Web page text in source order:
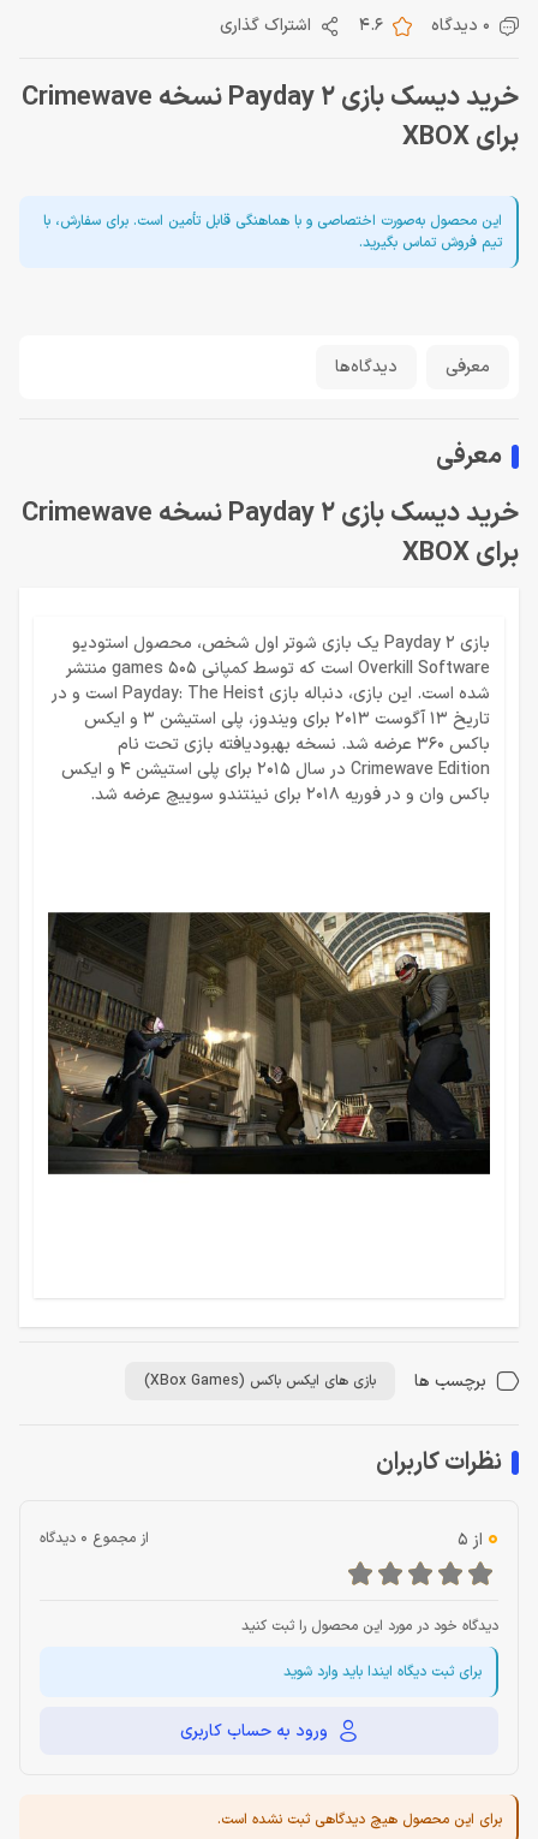
0 دیدگاه 4.6 اشتراک گذاری
خرید دیسک بازی Payday 2 نسخه Crimewave
برای XBOX
این محصول به‌صورت اختصاصی و با هماهنگی قابل تأمین است. برای سفارش، با
تیم فروش تماس بگیرید.
معرفی دیدگاه‌ها
معرفی
خرید دیسک بازی Payday 2 نسخه Crimewave
برای XBOX
بازی Payday 2 یک بازی شوتر اول شخص، محصول استودیو
Overkill Software است که توسط کمپانی 505 games منتشر
شده است. این بازی، دنباله بازی Payday: The Heist است و در
تاریخ 13 آگوست 2013 برای ویندوز، پلی استیشن 3 و ایکس
باکس 360 عرضه شد. نسخه بهبودیافته بازی تحت نام
Crimewave Edition در سال 2015 برای پلی استیشن 4 و ایکس
باکس وان و در فوریه 2018 برای نینتندو سوییچ عرضه شد.
برچسب ها بازی های ایکس باکس (XBox Games)
نظرات کاربران
0 از 5 از مجموع 0 دیدگاه
دیدگاه خود در مورد این محصول را ثبت کنید
برای ثبت دیگاه ایندا باید وارد شوید
ورود به حساب کاربری
برای این محصول هیچ دیدگاهی ثبت نشده است.